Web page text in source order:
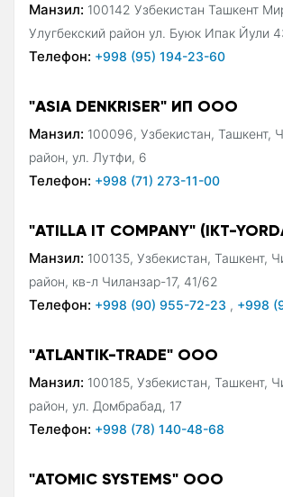
Манзил: 100142 Узбекистан Ташкент
Улугбекский район ул. Буюк Ипак Йули
Телефон: +998 (95) 194-23-60
"ASIA DENKRISER" ИП ООО
Манзил: 100096, Узбекистан, Ташкент,
район, ул. Лутфи, 6
Телефон: +998 (71) 273-11-00
"ATILLA IT COMPANY" (IKT-
Манзил: 100135, Узбекистан, Ташкент,
район, кв-л Чиланзар-17, 41/62
Телефон: +998 (90) 955-72-23 , +998
"ATLANTIK-TRADE" ООО
Манзил: 100185, Узбекистан, Ташкент,
район, ул. Домбрабад, 17
Телефон: +998 (78) 140-48-68
"ATOMIC SYSTEMS" ООО